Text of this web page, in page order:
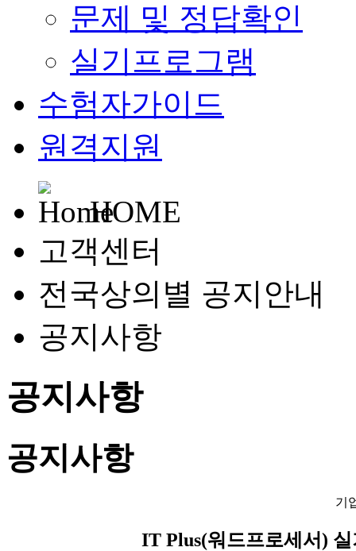
문제 및 정답확인
실기프로그램
수험자가이드
원격지원
HOME
고객센터
전국상의별 공지안내
공지사항
공지사항
공지사항
기
IT Plus(워드프로세서)